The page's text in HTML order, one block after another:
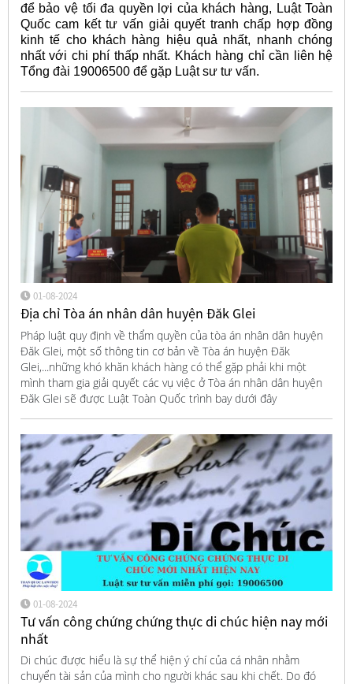
để bảo vệ tối đa quyền lợi của khách hàng, Luật Toàn
Quốc cam kết tư vấn giải quyết tranh chấp hợp đồng
kinh tế cho khách hàng hiệu quả nhất, nhanh chóng
nhất với chi phí thấp nhất. Khách hàng chỉ cần liên hệ
Tổng đài 19006500 để gặp Luật sư tư vấn.
01-08-2024
Địa chỉ Tòa án nhân dân huyện Đăk Glei
Pháp luật quy định về thẩm quyền của tòa án nhân dân huyện
Đăk Glei, một số thông tin cơ bản về Tòa án huyện Đăk
Glei,...những khó khăn khách hàng có thể gặp phải khi một
mình tham gia giải quyết các vụ việc ở Tòa án nhân dân huyện
Đăk Glei sẽ được Luật Toàn Quốc trình bay dưới đây
01-08-2024
Tư vấn công chứng chứng thực di chúc hiện nay mới
nhất
Di chúc được hiểu là sự thể hiện ý chí của cá nhân nhằm
chuyển tài sản của mình cho người khác sau khi chết. Do đó